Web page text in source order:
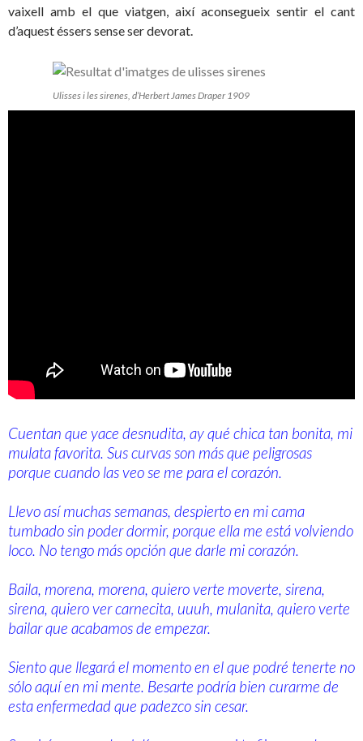
vaixell amb el que viatgen, així aconsegueix sentir el cant
d’aquest éssers sense ser devorat.
Ulisses i les sirenes, d’Herbert James Draper 1909
Cuentan que yace desnudita, ay qué chica tan bonita, mi
mulata favorita. Sus curvas son más que peligrosas
porque cuando las veo se me para el corazón.
Llevo así muchas semanas, despierto en mi cama
tumbado sin poder dormir, porque ella me está volviendo
loco. No tengo más opción que darle mi corazón.
Baila, morena, morena, quiero verte moverte, sirena,
sirena, quiero ver carnecita, uuuh, mulanita, quiero verte
bailar que acabamos de empezar.
Siento que llegará el momento en el que podré tenerte no
sólo aquí en mi mente. Besarte podría bien curarme de
esta enfermedad que padezco sin cesar.